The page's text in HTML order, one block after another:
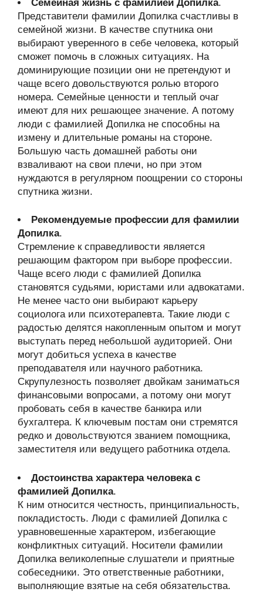
Семейная жизнь с фамилией Допилка.
Представители фамилии Допилка счастливы в
семейной жизни. В качестве спутника они
выбирают уверенного в себе человека, который
сможет помочь в сложных ситуациях. На
доминирующие позиции они не претендуют и
чаще всего довольствуются ролью второго
номера. Семейные ценности и теплый очаг
имеют для них решающее значение. А потому
люди с фамилией Допилка не способны на
измену и длительные романы на стороне.
Большую часть домашней работы они
взваливают на свои плечи, но при этом
нуждаются в регулярном поощрении со стороны
спутника жизни.
Рекомендуемые профессии для фамилии
Допилка.
Стремление к справедливости является
решающим фактором при выборе профессии.
Чаще всего люди с фамилией Допилка
становятся судьями, юристами или адвокатами.
Не менее часто они выбирают карьеру
социолога или психотерапевта. Такие люди с
радостью делятся накопленным опытом и могут
выступать перед небольшой аудиторией. Они
могут добиться успеха в качестве
преподавателя или научного работника.
Скрупулезность позволяет двойкам заниматься
финансовыми вопросами, а потому они могут
пробовать себя в качестве банкира или
бухгалтера. К ключевым постам они стремятся
редко и довольствуются званием помощника,
заместителя или ведущего работника отдела.
Достоинства характера человека с
фамилией Допилка.
К ним относится честность, принципиальность,
покладистость. Люди с фамилией Допилка с
уравновешенные характером, избегающие
конфликтных ситуаций. Носители фамилии
Допилка великолепные слушатели и приятные
собеседники. Это ответственные работники,
выполняющие взятые на себя обязательства.